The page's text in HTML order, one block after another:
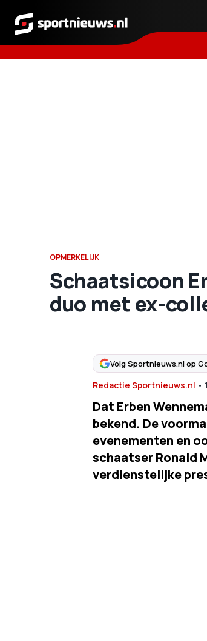
Sportnieuws.nl
OPMERKELIJK
Schaatsicoon
duo met ex-
Volg Sportnieuws.nl op
Redactie Sportnieuws.nl •
Dat Erben
bekend. De
evenementen en
schaatser Ronald
verdienstelijke